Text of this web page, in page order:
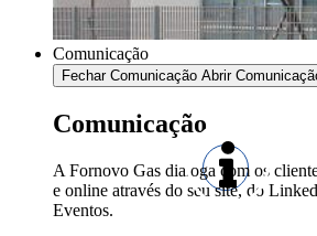
Comunicação
Fechar Comunicação Abrir
Comunicação
A Fornovo Gas dialoga com os
e online através do seu site, do
Eventos.